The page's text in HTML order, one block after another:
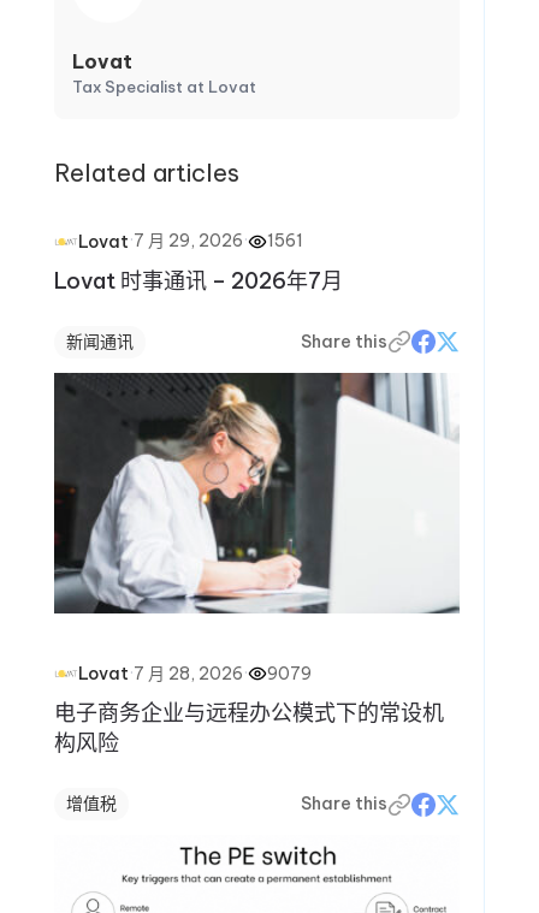
Lovat
Tax Specialist at Lovat
Related articles
Lovat·7 月 29, 2026· 1561
Lovat 时事通讯 – 2026年7月
新闻通讯 Share this
Lovat·7 月 28, 2026· 9079
电子商务企业与远程办公模式下的常设机
构风险
增值税 Share this